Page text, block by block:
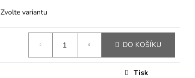
Zvolte variantu
DO KOŠÍKU
Tisk